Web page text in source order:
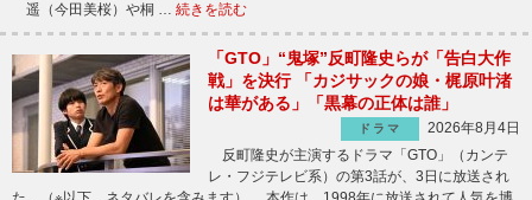
遥（今田美桜）や桐 … 続きを読む
「GTO」“鬼塚”反町隆史らが「告白大作
戦」を決行 「カジサックの娘・梶原叶渚
は華がある」「黒幕の正体は誰」
ドラマ
2026年8月4日
反町隆史が主演するドラマ「GTO」（カンテ
レ・フジテレビ系）の第3話が、3日に放送され